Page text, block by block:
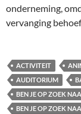
onderneming,
vervanging
ACTIVITEIT
AUDITORIUM
BEN JE OP ZOEK
BEN JE OP ZOEK